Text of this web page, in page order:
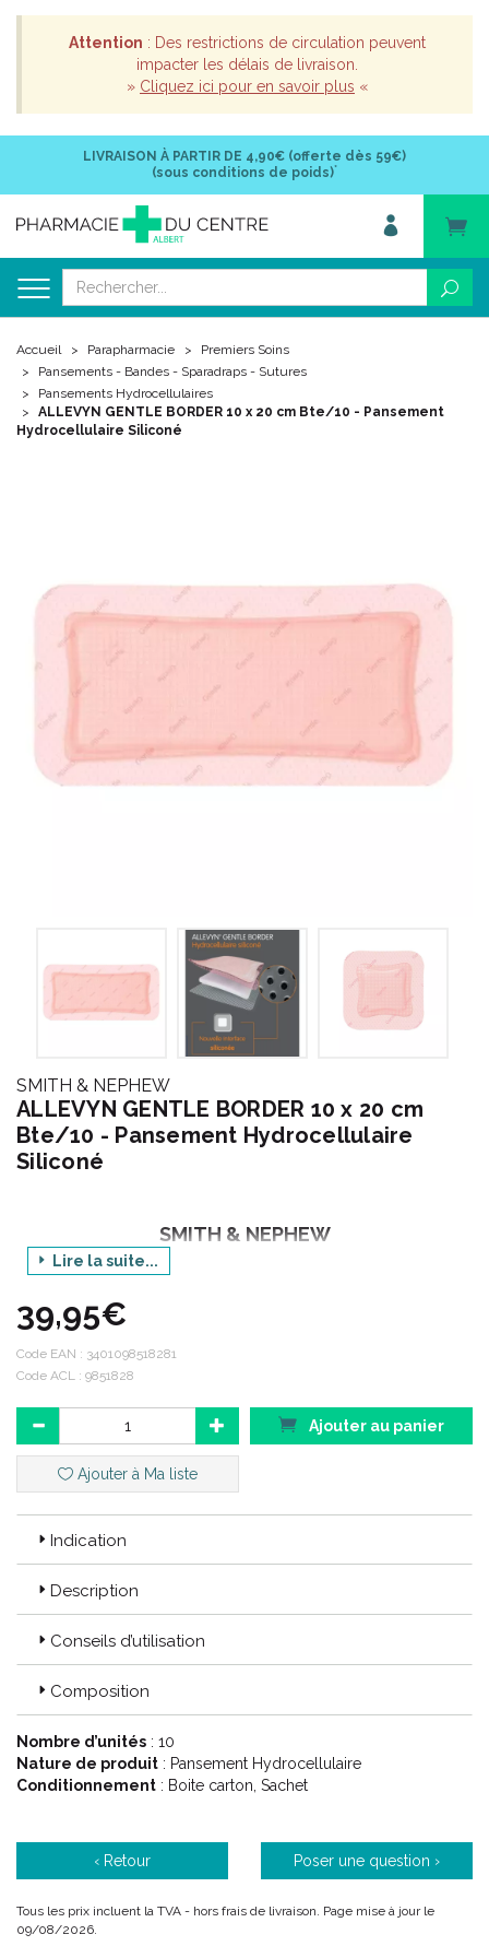
Attention : Des restrictions de circulation peuvent
impacter les délais de livraison.
» Cliquez ici pour en savoir plus «
LIVRAISON À PARTIR DE 4,90€ (offerte dès 59€)
(sous conditions de poids)*
Accueil Parapharmacie
Premiers Soins
Pansements - Bandes - Sparadraps - Sutures
Pansements Hydrocellulaires
ALLEVYN GENTLE BORDER 10 x 20 cm Bte/10 - Pansement
Hydrocellulaire Siliconé
SMITH & NEPHEW
ALLEVYN GENTLE BORDER 10 x 20 cm
Bte/10 - Pansement Hydrocellulaire
Siliconé
SMITH & NEPHEW
Le groupe Smith & Nephew représente plus de 16 000
collaborateurs répartis dans plus de 100 pays.
clients de Smith & Nephew, déterminer et atteindre des objectifs
et des normes claires pour nous-mêmes. Performer, c’ est
fournir des produits et des services de qualité qui apportent des
bénéfices socio-économiques quantifiables.
INNOVATION : Innover, c’ est être énergique, créatif et passionné
dans tout ce que nous faisons. Innover, c’ est être pionnier dans
notre domaine ; c’ est anticiper les besoins, surmonter les
barrières et développer des opportunités.
étroites et de longue durée avec ses clients, ses collègues et
dans les communautés où ils sont actifs, parce que Smith &
Nephew sait qu' il doit gagner leur confiance.
Lire la suite...
39,95€
Code EAN : 3401098518281
Code ACL : 9851828
Ajouter au panier
Ajouter à Ma liste
Indication
Description
Conseils d’utilisation
Composition
Nombre d’unités : 10
Nature de produit : Pansement Hydrocellulaire
Conditionnement : Boite carton, Sachet
‹ Retour Poser une question ›
Tous les prix incluent la TVA - hors frais de livraison. Page mise à jour le
09/08/2026.